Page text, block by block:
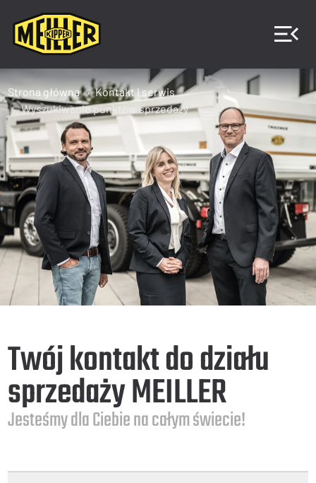
Strona główna
Kontakt i serwis
Wyszukiwanie punktów sprzedaży
Twój kontakt do działu
sprzedaży MEILLER
Jesteśmy dla Ciebie na całym świecie!